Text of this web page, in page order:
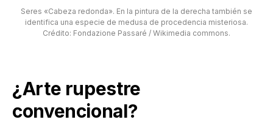
Seres «Cabeza redonda». En la pintura de la derecha también se
identifica una especie de medusa de procedencia misteriosa.
Crédito: Fondazione Passaré / Wikimedia commons.
¿Arte rupestre
convencional?